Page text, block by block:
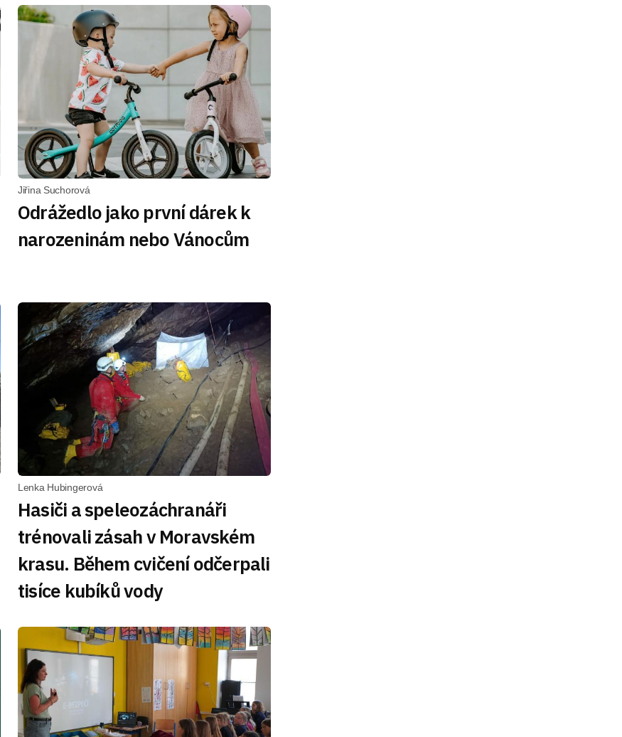
Jiřina Suchorová
Odrážedlo jako první dárek k
narozeninám nebo Vánocům
Lenka Hubingerová
Hasiči a speleozáchranáři
trénovali zásah v Moravském
krasu. Během cvičení odčerpali
tisíce kubíků vody